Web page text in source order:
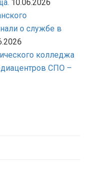
10.06.2026
о службе в
колледжа
СПО –